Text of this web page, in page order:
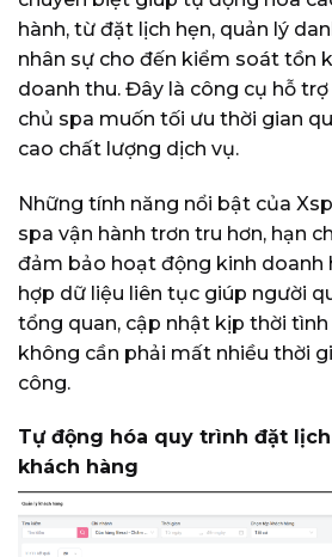
hành, từ đặt lịch hẹn, quản lý
nhân sự cho đến kiểm soát tồn
doanh thu. Đây là công cụ hỗ
chủ spa muốn tối ưu thời gian
cao chất lượng dịch vụ.
Những tính năng nổi bật của
spa vận hành trơn tru hơn, hạn
đảm bảo hoạt động kinh doanh
hợp dữ liệu liên tục giúp người
tổng quan, cập nhật kịp thời
không cần phải mất nhiều thời
công.
Tự động hóa quy trình đặt
khách hàng